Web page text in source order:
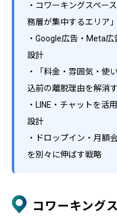
・コワーキングスペー
務層が集中するエリア
・Google広告・Meta
設計
・「料金・雰囲気・使
込前の離脱理由を解消
・LINE・チャットを
設計
・ドロップイン・月額
を別々に伸ばす戦略
コワーキング